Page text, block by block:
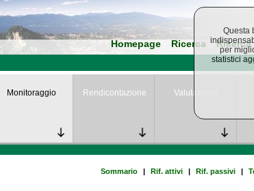
Homepage Ricerca Ricerca
Monitoraggio Rendicontazione Valutazione
Sommario | Rif. attivi | Rif. passivi |
Questa
per
statistici